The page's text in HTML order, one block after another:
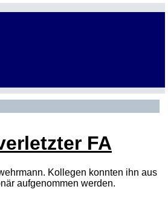
FA
Kollegen konnten ihn aus
aufgenommen werden.